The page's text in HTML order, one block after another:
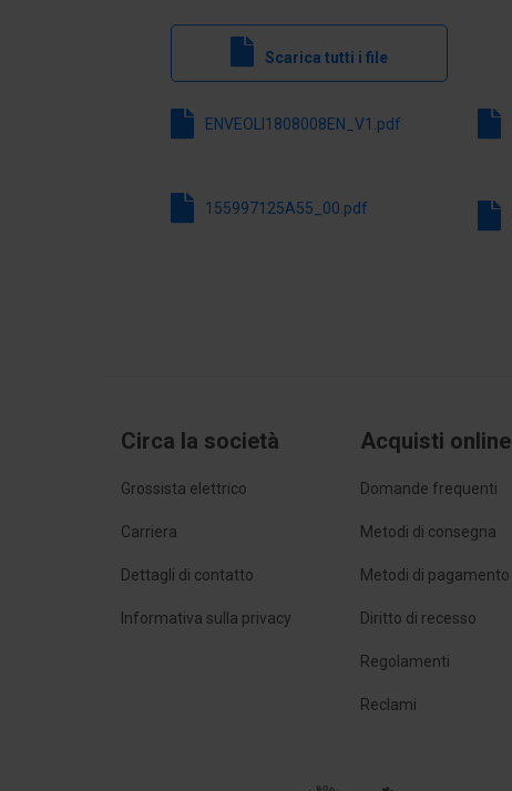
Scarica tutti i file
ENVEOLI1808008EN_V1.pdf
155997125A55_00.pdf
Circa la società
Grossista elettrico
Carriera
Dettagli di contatto
Informativa sulla privacy
Acquisti online
Domande frequenti
Metodi di consegna
Metodi di pagamento
Diritto di recesso
Regolamenti
Reclami